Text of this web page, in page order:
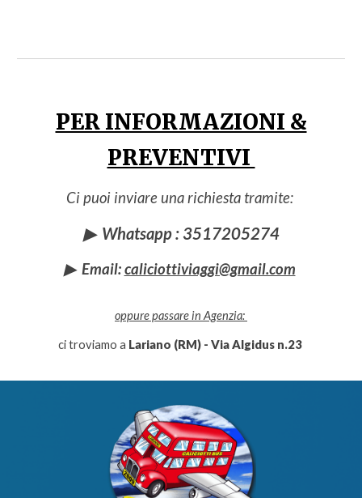
PER INFORMAZIONI &
PREVENTIVI
Ci puoi inviare una richiesta tramite:
▶ Whatsapp : 3517205274
▶ Email:caliciottiviaggi@gmail.com
oppure passare in Agenzia:
ci troviamo a Lariano (RM) - Via Algidus n.23